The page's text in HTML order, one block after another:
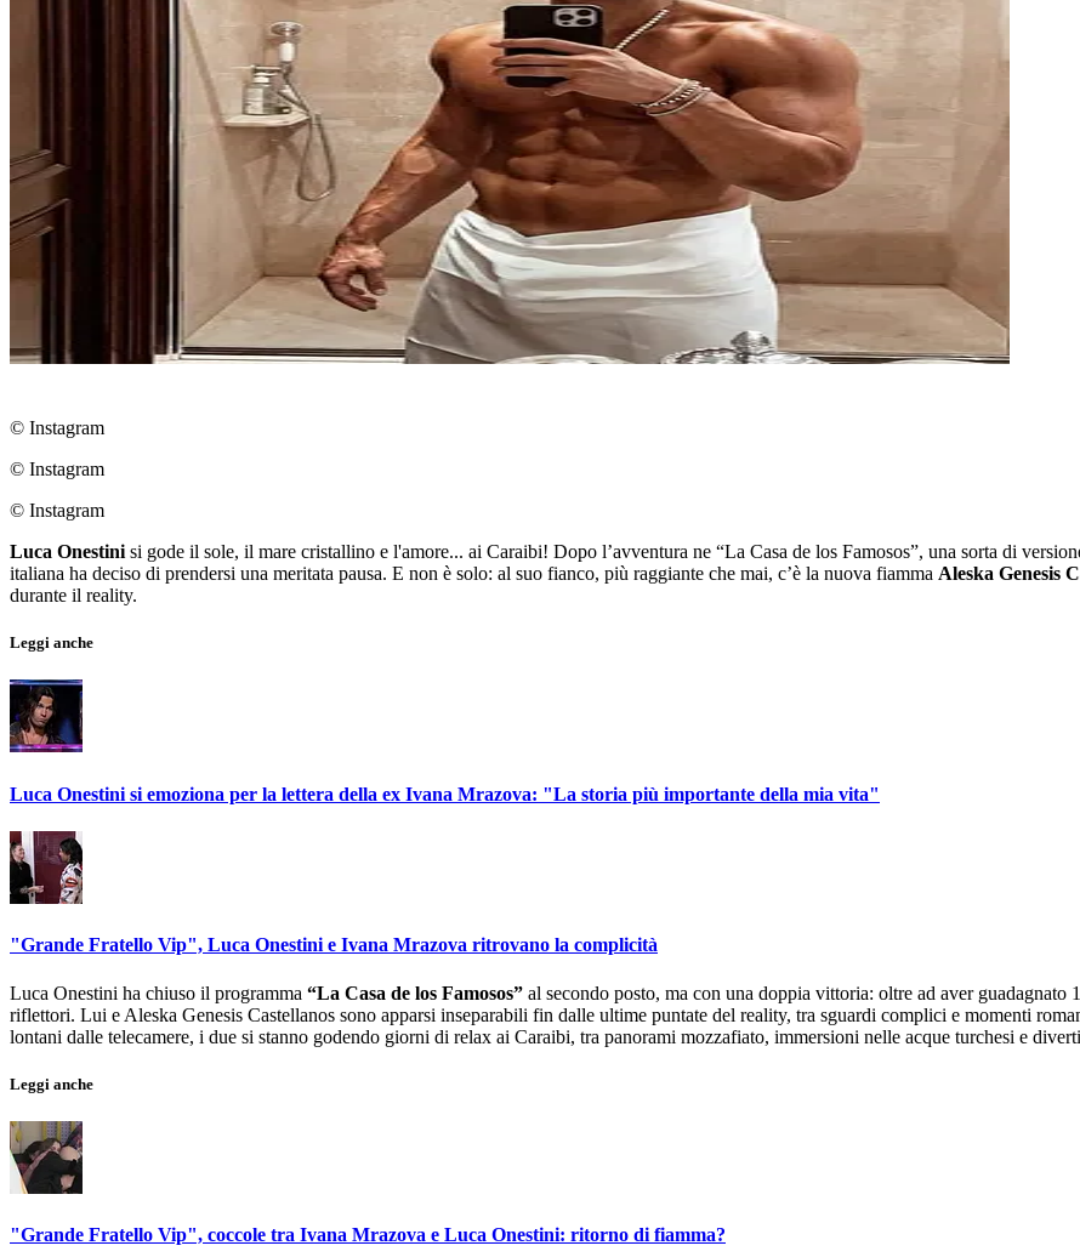
© Instagram
© Instagram
© Instagram
Luca Onestini si gode il sole, il mare cristallino e l'amore... ai Caraibi! Dopo l’avventura ne “La Casa de los Famosos”, una sorta di
italiana ha deciso di prendersi una meritata pausa. E non è solo: al suo fianco, più raggiante che mai, c’è la nuova fiamma Aleska Genesis
durante il reality.
Leggi anche
Luca Onestini si emoziona per la lettera della ex Ivana Mrazova: "La storia più importante della mia vita"
"Grande Fratello Vip", Luca Onestini e Ivana Mrazova ritrovano la complicità
Luca Onestini ha chiuso il programma “La Casa de los Famosos” al secondo posto, ma con una doppia vittoria: oltre ad aver
riflettori. Lui e Aleska Genesis Castellanos sono apparsi inseparabili fin dalle ultime puntate del reality, tra sguardi complici e momenti
lontani dalle telecamere, i due si stanno godendo giorni di relax ai Caraibi, tra panorami mozzafiato, immersioni nelle acque turchesi e
Leggi anche
"Grande Fratello Vip", coccole tra Ivana Mrazova e Luca Onestini: ritorno di fiamma?